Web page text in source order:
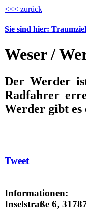
<<< zurück
Sie sind hier:
Weser /
Der Werder
Radfahrer
Werder gibt es
Tweet
Informationen:
Inselstraße 6,